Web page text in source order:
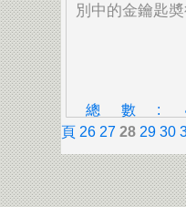
別中的金鑰匙奬
總數:
頁 26 27 28 29 30